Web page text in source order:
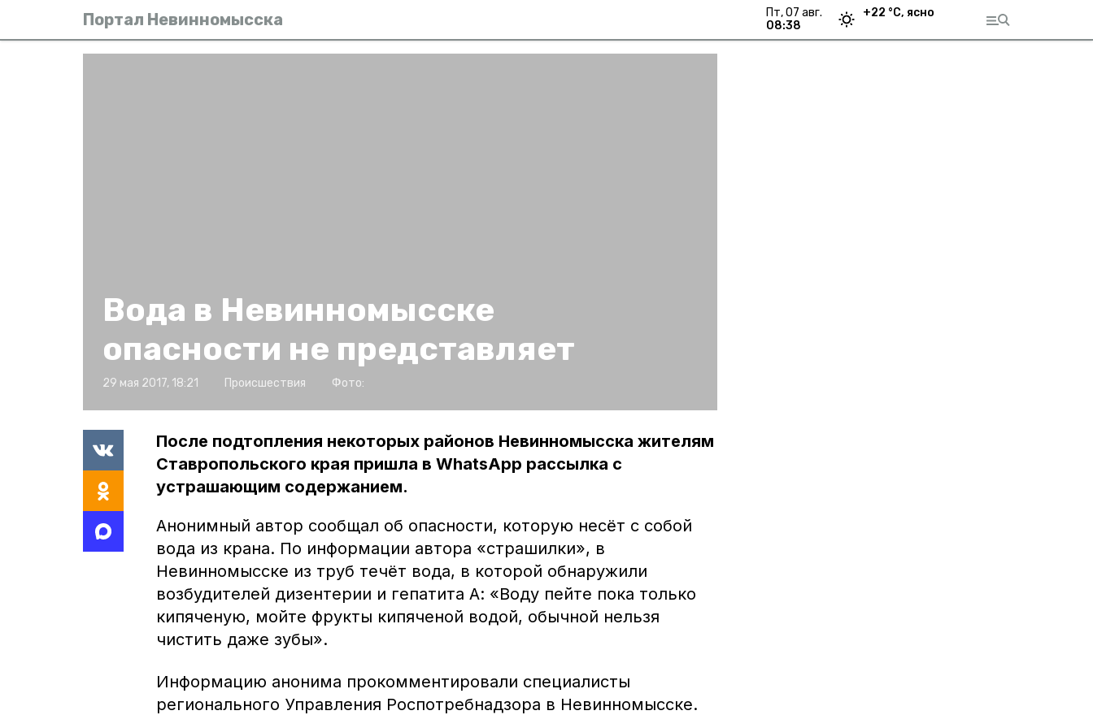
Портал Невинномысска
пт, 07 авг.
08:38
+22 °С, ясно
Вода в Невинномысске
опасности не представляет
29 мая 2017, 18:21 Происшествия Фото:
После подтопления некоторых районов Невинномысска жителям
Ставропольского края пришла в WhatsApp рассылка с
устрашающим содержанием.
Анонимный автор сообщал об опасности, которую несёт с собой
вода из крана. По информации автора «страшилки», в
Невинномысске из труб течёт вода, в которой обнаружили
возбудителей дизентерии и гепатита А: «Воду пейте пока только
кипяченую, мойте фрукты кипяченой водой, обычной нельзя
чистить даже зубы».
Информацию анонима прокомментировали специалисты
регионального Управления Роспотребнадзора в Невинномысске.